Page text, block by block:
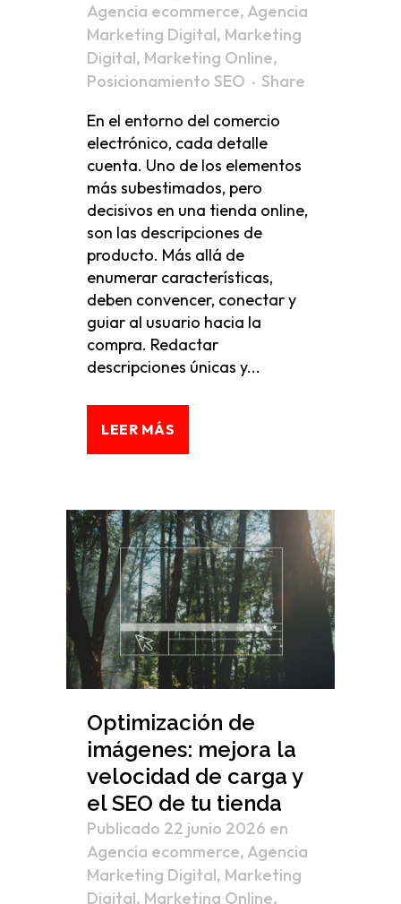
Agencia ecommerce, Agencia
Marketing Digital, Marketing
Digital, Marketing Online,
Posicionamiento SEO
Share
En el entorno del comercio
electrónico, cada detalle
cuenta. Uno de los elementos
más subestimados, pero
decisivos en una tienda online,
son las descripciones de
producto. Más allá de
enumerar características,
deben convencer, conectar y
guiar al usuario hacia la
compra. Redactar
descripciones únicas y...
LEER MÁS
Optimización de
imágenes: mejora la
velocidad de carga y
el SEO de tu tienda
Publicado 22 junio 2026 en
Agencia ecommerce, Agencia
Marketing Digital, Marketing
Digital, Marketing Online,